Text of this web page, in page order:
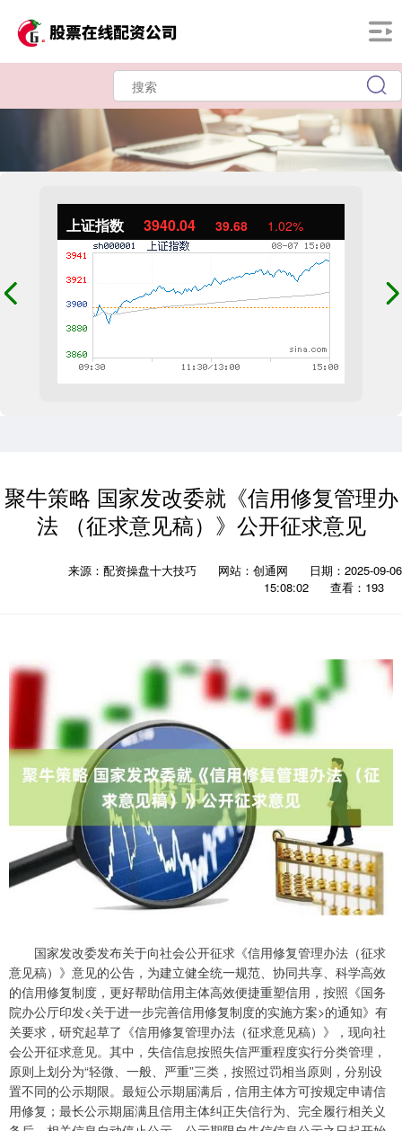
上证指数 3940.04 39.68 1.02%
聚牛策略 国家发改委就《信用修复管理办
法 （征求意见稿）》公开征求意见
来源：配资操盘十大技巧 网站：创通网
日期：2025-09-06
15:08:02
查看：193
国家发改委发布关于向社会公开征求《信用修复管理办法（征求
意见稿）》意见的公告，为建立健全统一规范、协同共享、科学高效
的信用修复制度，更好帮助信用主体高效便捷重塑信用，按照《国务
院办公厅印发<关于进一步完善信用修复制度的实施方案>的通知》有
关要求，研究起草了《信用修复管理办法（征求意见稿）》，现向社
会公开征求意见。其中，失信信息按照失信严重程度实行分类管理，
原则上划分为“轻微、一般、严重”三类，按照过罚相当原则，分别设
置不同的公示期限。最短公示期届满后，信用主体方可按规定申请信
用修复；最长公示期届满且信用主体纠正失信行为、完全履行相关义